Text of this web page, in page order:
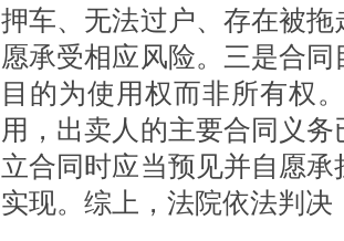
押车、无法过户、存在被
愿承受相应风险。三是合
目的为使用权而非所有权
用，出卖人的主要合同义
立合同时应当预见并自愿
实现。综上，法院依法判